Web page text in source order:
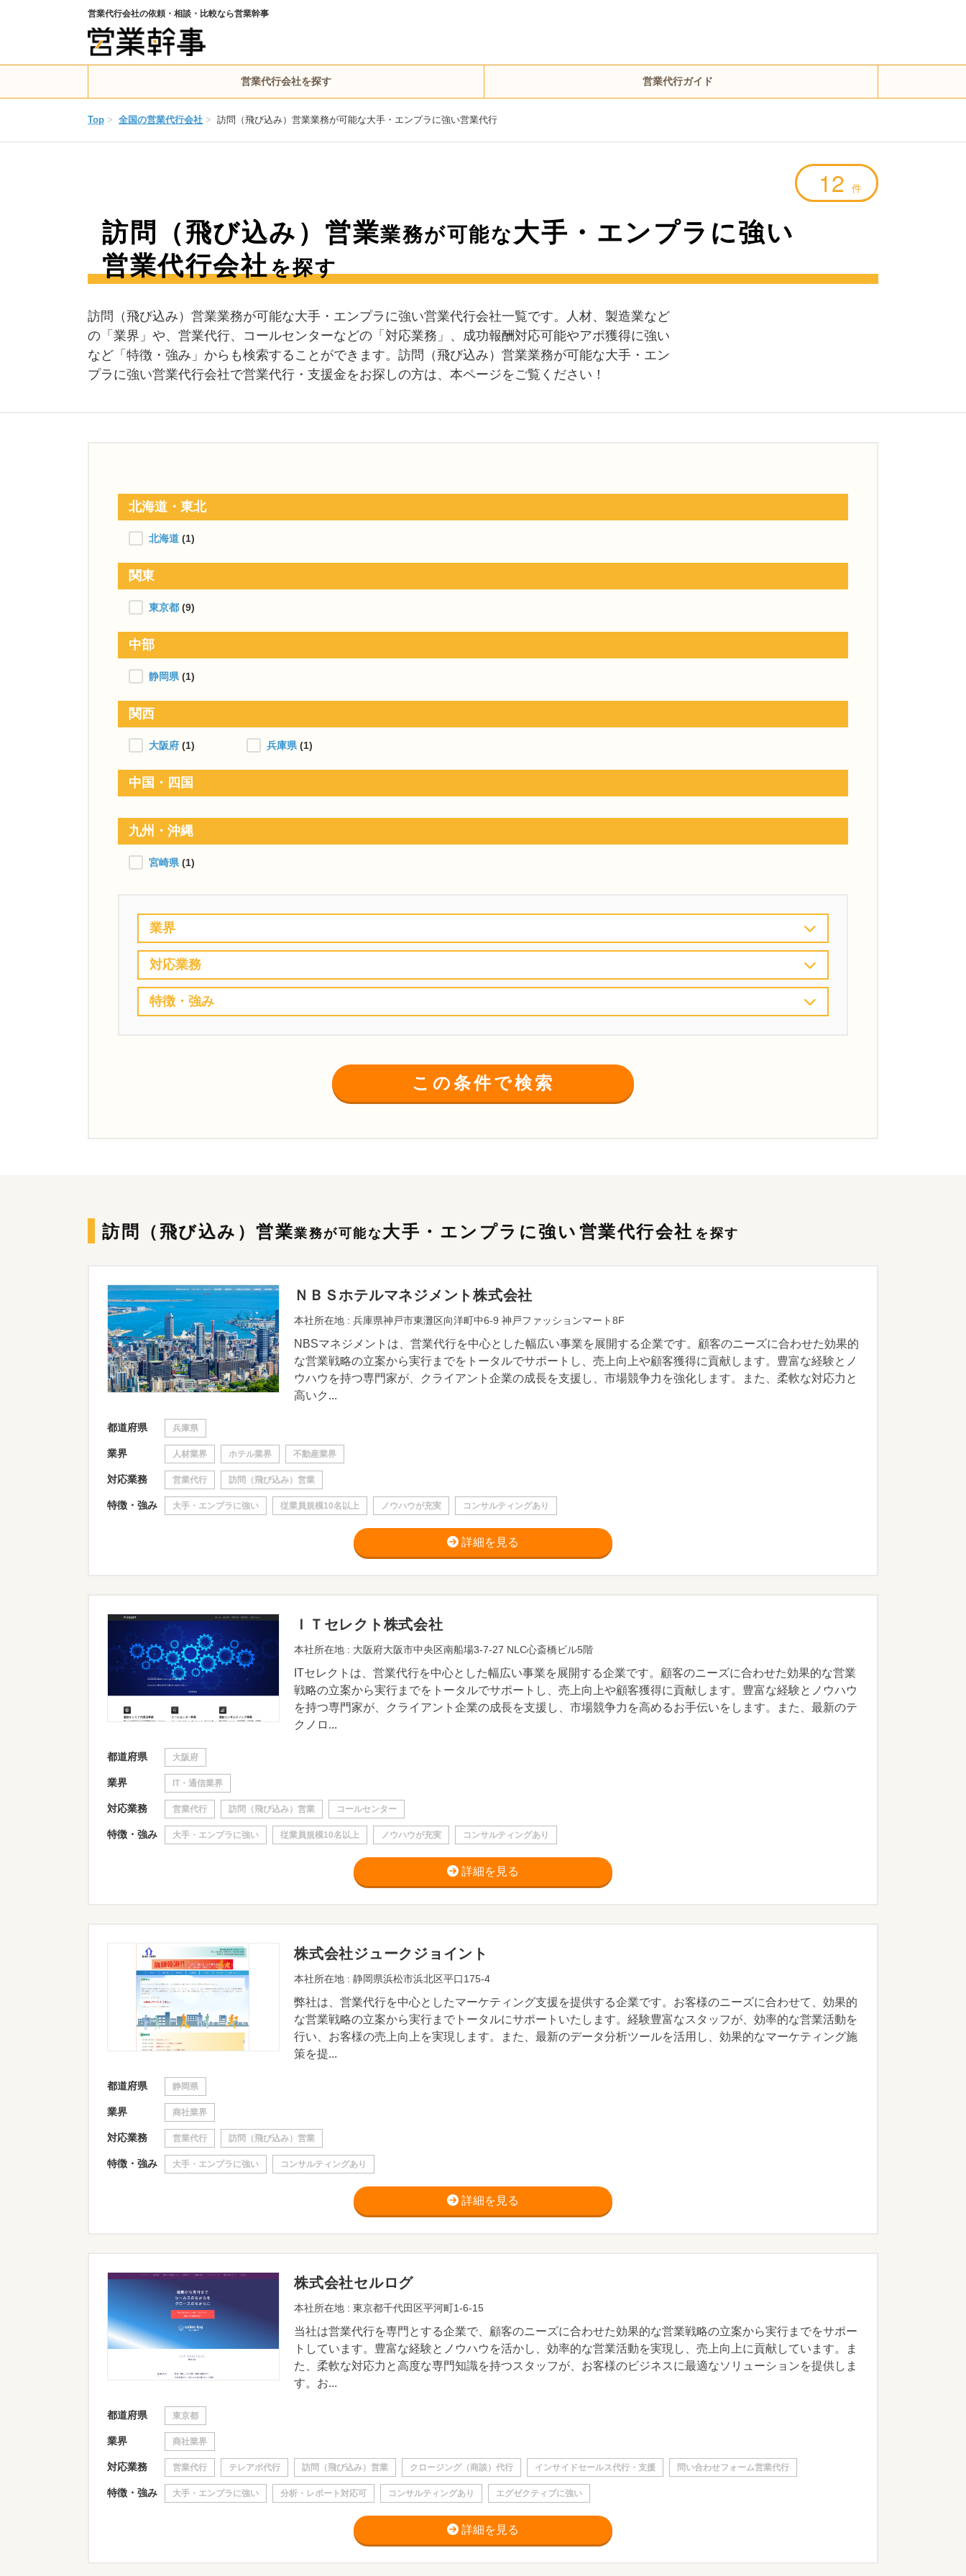
営業代行会社の依頼・相談・比較なら営業幹事
営業代行会社を探す 営業代行ガイド
Top > 全国の営業代行会社 > 訪問（飛び込み）営業業務が可能な大手・エンプラに強い営業代行
12 件
訪問（飛び込み）営業業務が可能な大手・エンプラに強い
営業代行会社 を探す
訪問（飛び込み）営業業務が可能な大手・エンプラに強い営業代行会社一覧です。人材、製造業など
の「業界」や、営業代行、コールセンターなどの「対応業務」、成功報酬対応可能やアポ獲得に強い
など「特徴・強み」からも検索することができます。訪問（飛び込み）営業業務が可能な大手・エン
プラに強い営業代行会社で営業代行・支援金をお探しの方は、本ページをご覧ください！
北海道・東北
北海道 (1)
関東
東京都 (9)
中部
静岡県 (1)
関西
大阪府 (1) 兵庫県 (1)
中国・四国
九州・沖縄
宮崎県 (1)
業界
対応業務
特徴・強み
この条件で検索
訪問（飛び込み）営業業務が可能な大手・エンプラに強い 営業代行会社 を探す
ＮＢＳホテルマネジメント株式会社
本社所在地 : 兵庫県神戸市東灘区向洋町中6-9 神戸ファッションマート8F
NBSマネジメントは、営業代行を中心とした幅広い事業を展開する企業です。顧客のニーズに合わせた効果的
な営業戦略の立案から実行までをトータルでサポートし、売上向上や顧客獲得に貢献します。豊富な経験とノ
ウハウを持つ専門家が、クライアント企業の成長を支援し、市場競争力を強化します。また、柔軟な対応力と
高いク...
都道府県 兵庫県
業界 人材業界 ホテル業界 不動産業界
対応業務 営業代行 訪問（飛び込み）営業
特徴・強み 大手・エンプラに強い 従業員規模10名以上 ノウハウが充実 コンサルティングあり
詳細を見る
ＩＴセレクト株式会社
本社所在地 : 大阪府大阪市中央区南船場3-7-27 NLC心斎橋ビル5階
ITセレクトは、営業代行を中心とした幅広い事業を展開する企業です。顧客のニーズに合わせた効果的な営業
戦略の立案から実行までをトータルでサポートし、売上向上や顧客獲得に貢献します。豊富な経験とノウハウ
を持つ専門家が、クライアント企業の成長を支援し、市場競争力を高めるお手伝いをします。また、最新のテ
クノロ...
都道府県 大阪府
業界 IT・通信業界
対応業務 営業代行 訪問（飛び込み）営業 コールセンター
特徴・強み 大手・エンプラに強い 従業員規模10名以上 ノウハウが充実 コンサルティングあり
詳細を見る
株式会社ジュークジョイント
本社所在地 : 静岡県浜松市浜北区平口175-4
弊社は、営業代行を中心としたマーケティング支援を提供する企業です。お客様のニーズに合わせて、効果的
な営業戦略の立案から実行までトータルにサポートいたします。経験豊富なスタッフが、効率的な営業活動を
行い、お客様の売上向上を実現します。また、最新のデータ分析ツールを活用し、効果的なマーケティング施
策を提...
都道府県 静岡県
業界 商社業界
対応業務 営業代行 訪問（飛び込み）営業
特徴・強み 大手・エンプラに強い コンサルティングあり
詳細を見る
株式会社セルログ
本社所在地 : 東京都千代田区平河町1-6-15
当社は営業代行を専門とする企業で、顧客のニーズに合わせた効果的な営業戦略の立案から実行までをサポー
トしています。豊富な経験とノウハウを活かし、効率的な営業活動を実現し、売上向上に貢献しています。ま
た、柔軟な対応力と高度な専門知識を持つスタッフが、お客様のビジネスに最適なソリューションを提供しま
す。お...
都道府県 東京都
業界 商社業界
対応業務 営業代行 テレアポ代行 訪問（飛び込み）営業 クロージング（商談）代行 インサイドセールス代行・支援 問い合わせフォーム営業代行
特徴・強み 大手・エンプラに強い 分析・レポート対応可 コンサルティングあり エグゼクティブに強い
詳細を見る